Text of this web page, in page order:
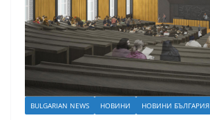
BULGARIAN NEWS НОВИНИ НОВИНИ БЪЛГАРИЯ